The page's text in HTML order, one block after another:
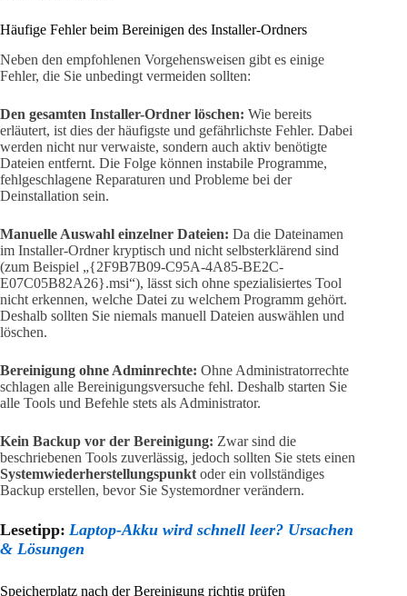
Häufige Fehler beim Bereinigen des Installer-Ordners
Neben den empfohlenen Vorgehensweisen gibt es einige
Fehler, die Sie unbedingt vermeiden sollten:
Den gesamten Installer-Ordner löschen: Wie bereits
erläutert, ist dies der häufigste und gefährlichste Fehler. Dabei
werden nicht nur verwaiste, sondern auch aktiv benötigte
Dateien entfernt. Die Folge können instabile Programme,
fehlgeschlagene Reparaturen und Probleme bei der
Deinstallation sein.
Manuelle Auswahl einzelner Dateien: Da die Dateinamen
im Installer-Ordner kryptisch und nicht selbsterklärend sind
(zum Beispiel „{2F9B7B09-C95A-4A85-BE2C-
E07C05B82A26}.msi“), lässt sich ohne spezialisiertes Tool
nicht erkennen, welche Datei zu welchem Programm gehört.
Deshalb sollten Sie niemals manuell Dateien auswählen und
löschen.
Bereinigung ohne Adminrechte: Ohne Administratorrechte
schlagen alle Bereinigungsversuche fehl. Deshalb starten Sie
alle Tools und Befehle stets als Administrator.
Kein Backup vor der Bereinigung: Zwar sind die
beschriebenen Tools zuverlässig, jedoch sollten Sie stets einen
Systemwiederherstellungspunkt oder ein vollständiges
Backup erstellen, bevor Sie Systemordner verändern.
Lesetipp: Laptop-Akku wird schnell leer? Ursachen
& Lösungen
Speicherplatz nach der Bereinigung richtig prüfen